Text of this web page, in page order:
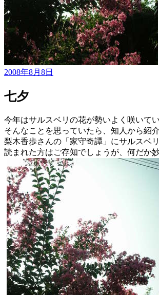
2008年8月8日
七夕
今年はサルスベリの花が勢いよく咲いてい
そんなことを思っていたら、知人から紹
梨木香歩さんの「家守奇譚」にサルスベリ
読まれた方はご存知でしょうが、何だか